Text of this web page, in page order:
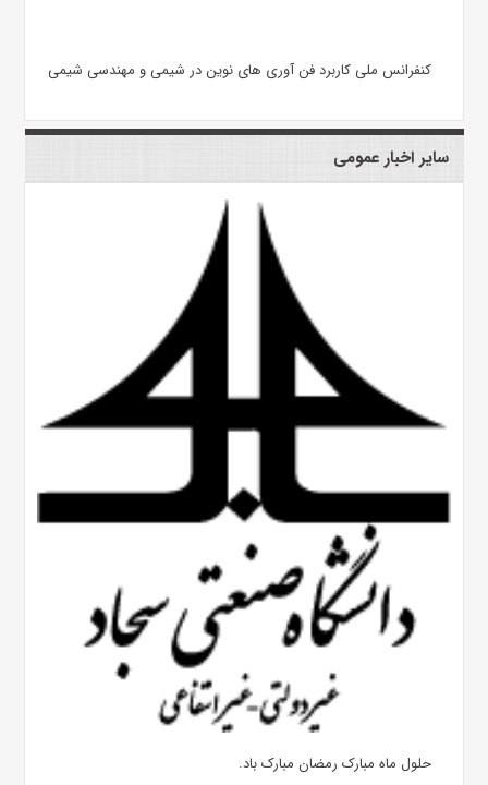
کنفرانس ملی کاربرد فن آوری های نوین در شیمی و مهندسی شیمی
سایر اخبار عمومی
حلول ماه مبارک رمضان مبارک باد.